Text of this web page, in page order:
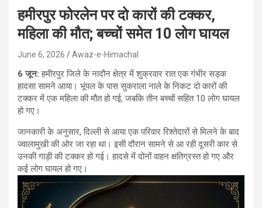
हमीरपुर फोरलेन पर दो कारों की टक्कर,
महिला की मौत; बच्चों समेत 10 लोग घायल
June 6, 2026 Awaz-e-Himachal
6 जून:हमीरपुर जिले के नादौन क्षेत्र में शुक्रवार रात एक गंभीर सड़क
हादसा सामने आया। भूंपल के पास सुकराला नाले के निकट दो कारों की
टक्कर में एक महिला की मौत हो गई, जबकि तीन बच्चों सहित 10 लोग घायल
हो गए।
जानकारी के अनुसार, दिल्ली से आया एक परिवार रिश्तेदारों से मिलने के बाद
ज्वालामुखी की ओर जा रहा था। इसी दौरान सामने से आ रही दूसरी कार से
उनकी गाड़ी की टक्कर हो गई। हादसे में दोनों वाहन क्षतिग्रस्त हो गए और
कई लोग घायल हो गए।